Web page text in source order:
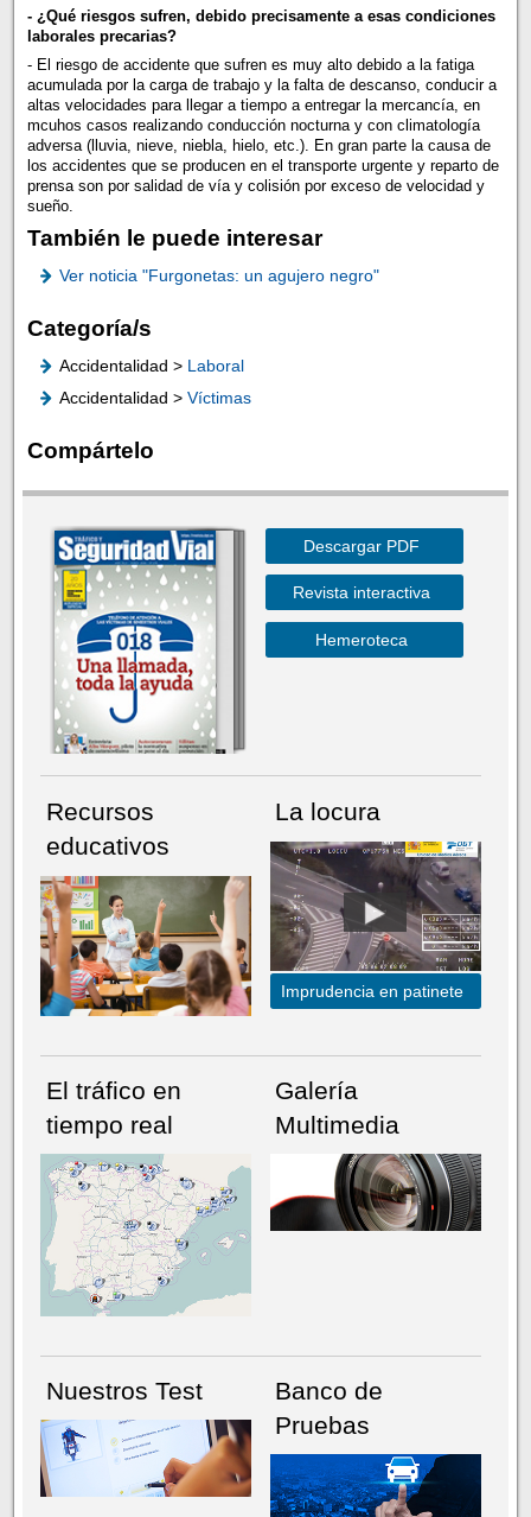
- ¿Qué riesgos sufren, debido precisamente a esas condiciones
laborales precarias?
- El riesgo de accidente que sufren es muy alto debido a la fatiga
acumulada por la carga de trabajo y la falta de descanso, conducir a
altas velocidades para llegar a tiempo a entregar la mercancía, en
mcuhos casos realizando conducción nocturna y con climatología
adversa (lluvia, nieve, niebla, hielo, etc.). En gran parte la causa de
los accidentes que se producen en el transporte urgente y reparto de
prensa son por salidad de vía y colisión por exceso de velocidad y
sueño.
También le puede interesar
Ver noticia "Furgonetas: un agujero negro"
Categoría/s
Accidentalidad > Laboral
Accidentalidad > Víctimas
Compártelo
NÚMERO ACTUALHEMEROTECA
Descargar PDF
Revista interactiva
Hemeroteca
Recursos
educativos
La locura
Imprudencia en patinete
El tráfico en
tiempo real
Galería
Multimedia
Nuestros Test
Banco de
Pruebas